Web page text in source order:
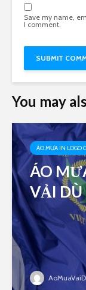
Save my name,
I comment.
You may
ÁO MƯA IN LOGO
ÁO
VẢI DÙ